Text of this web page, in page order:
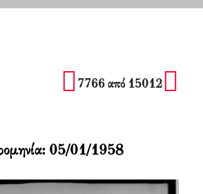
7766 από 15012
05/01/1958